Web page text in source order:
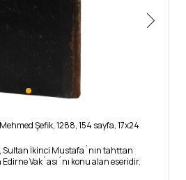
Şefik, 1288, 154 sayfa, 17x24
Sultan İkinci Mustafa´nın tahttan
Vak´ası´nı konu alan eseridir.